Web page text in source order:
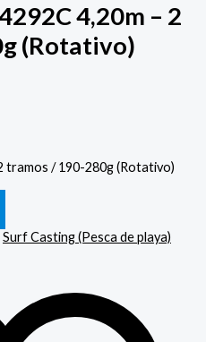
4,20m – 2
(Rotativo)
tramos / 190-280g (Rotativo)
Surf Casting (Pesca de playa)